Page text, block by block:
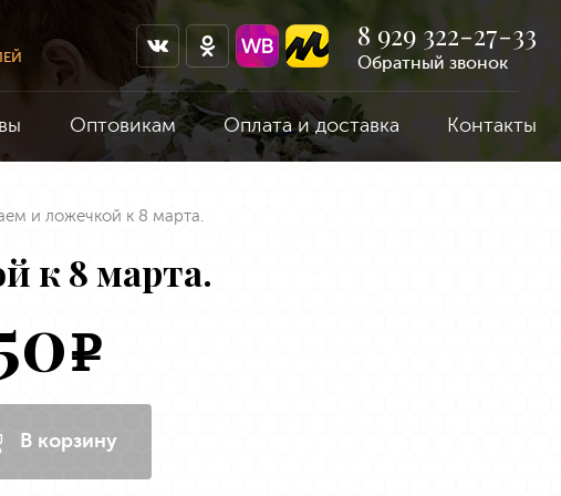
8 929 322-27-33
Обратный звонок
Оптовикам Оплата и доставка Контакты
и ложечкой к 8 марта.
к 8 марта.
e
В корзину